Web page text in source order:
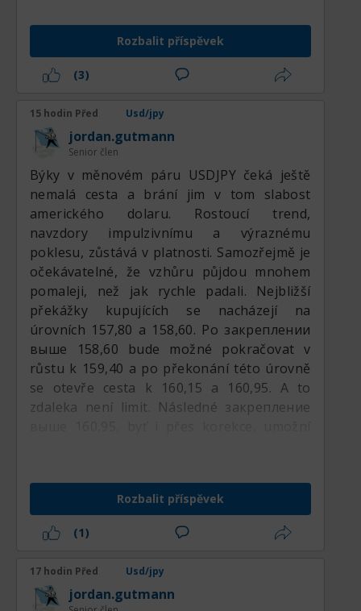
multitimeframové komplexní analýzy, která
zahrnuje vlnovou teorii EWA (Elliott Wave
Analysis), stejně jako údaje histogramu
klouzavých průměrů) a umístění
exponenciálních vyhlazených klouzavých
průměrů MA Smoothed s periodami 55, 89 a
144. Kromě toho byly zohledněny odhady
pravděpodobnosti realizace modelů
technické a vlnové analýzy.
Rozbalit příspěvek
(3)
15 hodin Před Usd/jpy
jordan.gutmann
Senior člen
Býky v měnovém páru USDJPY čeká ještě
nemalá cesta a brání jim v tom slabost
amerického dolaru. Rostoucí trend,
navzdory impulzivnímu a výraznému
poklesu, zůstává v platnosti. Samozřejmě je
očekávatelné, že vzhůru půjdou mnohem
pomaleji, než jak rychle padali. Nejbližší
překážky kupujících se nacházejí na
úrovních 157,80 a 158,60. Po закреплении
выше 158,60 bude možné pokračovat v
růstu k 159,40 a po překonání této úrovně
se otevře cesta k 160,15 a 160,95. A to
zdaleka není limit. Následné закрепление
163,30 a případně se hned dostat až k
164,00. Pokud prodejcům pomohou nějaké
zprávy a podaří se jim vrátit cenu USDJPY
pod 157,00, pak mohou pokles pokračovat
rostoucí trend.:respect:
Rozbalit příspěvek
(1)
17 hodin Před Usd/jpy
jordan.gutmann